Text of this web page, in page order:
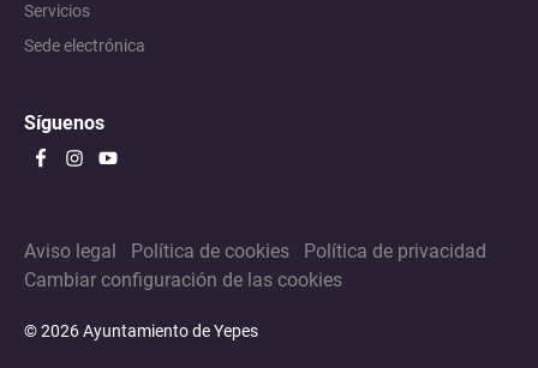
Servicios
Sede electrónica
Síguenos
Aviso legal Política de cookies
Política de privacidad
Cambiar configuración de las cookies
© 2026 Ayuntamiento de Yepes